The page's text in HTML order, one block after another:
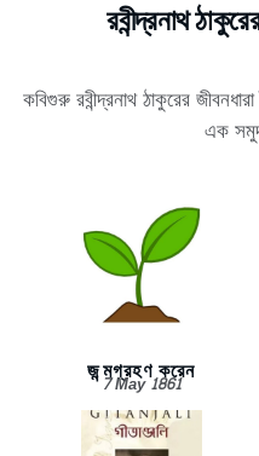
রবীন্দ্রনাথ
কবিগুরু রবীন্দ্রনাথ ঠাকুরের
এক
জন্মগ্রহণ করেন
7 May 1861